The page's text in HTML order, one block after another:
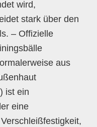
wird,
stark über den
– Offizielle
aus
ist ein
eine